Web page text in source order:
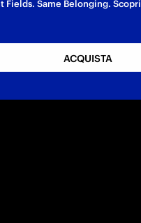
Fields. Same Belonging.
ACQUISTA